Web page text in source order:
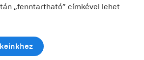
„fenntartható” címkével lehet